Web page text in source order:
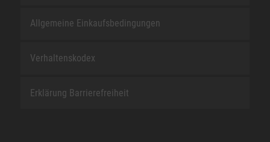
Allgemeine Einkaufsbedingungen
Verhaltenskodex
Erklärung Barrierefreiheit